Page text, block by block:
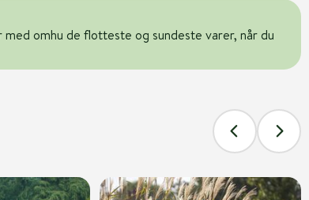
omhu de flotteste og sundeste varer, når du